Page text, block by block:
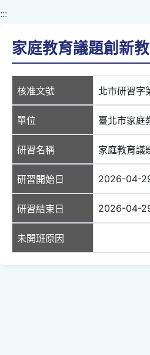
:::
家庭教育議題創新
核准文號 北市研習字
單位 臺北市家庭
研習名稱 家庭教育議
研習開始日 2026-04-
研習結束日 2026-04-
未開班原因